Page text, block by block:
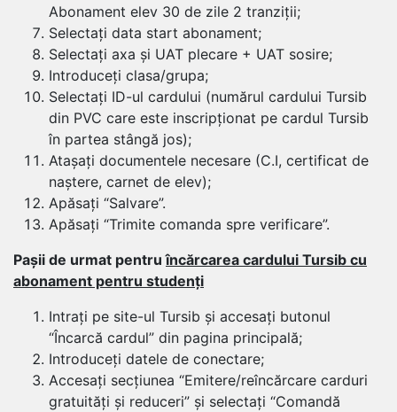
Abonament elev 30 de zile 2 tranziții;
Selectați data start abonament;
Selectați axa și UAT plecare + UAT sosire;
Introduceți clasa/grupa;
Selectați ID-ul cardului (numărul cardului Tursib
din PVC care este inscripționat pe cardul Tursib
în partea stângă jos);
Atașați documentele necesare (C.I, certificat de
naștere, carnet de elev);
Apăsați “Salvare”.
Apăsați “Trimite comanda spre verificare”.
Pașii de urmat pentruîncărcarea cardului Tursib cu
abonament pentru studenți
Intrați pe site-ul Tursib și accesați butonul
“Încarcă cardul” din pagina principală;
Introduceți datele de conectare;
Accesați secțiunea “Emitere/reîncărcare carduri
gratuități și reduceri” și selectați “Comandă